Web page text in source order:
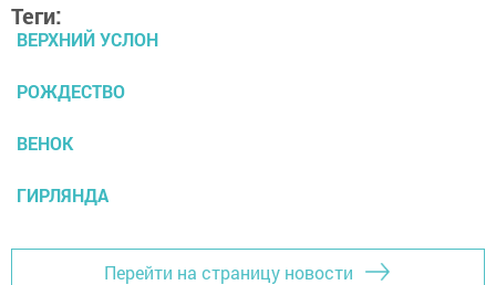
Теги:
ВЕРХНИЙ УСЛОН
РОЖДЕСТВО
ВЕНОК
ГИРЛЯНДА
Перейти на страницу новости